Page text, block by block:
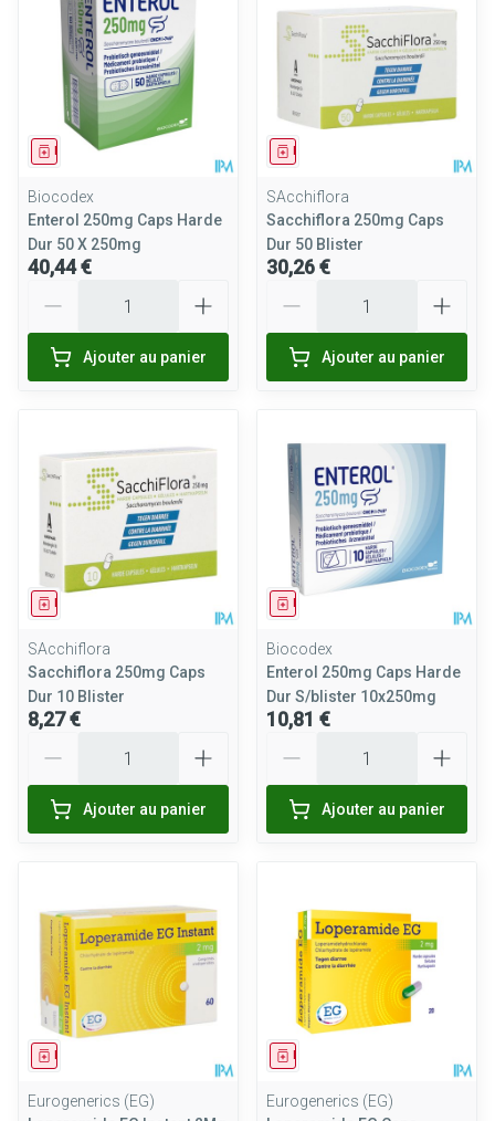
Médicament
Biocodex
Enterol 250mg Caps Harde
Dur 50 X 250mg
40,44 €
Ajouter au panier
SAcchiflora
Sacchiflora 250mg Caps
Dur 50 Blister
30,26 €
Ajouter au panier
SAcchiflora
Sacchiflora 250mg Caps
Dur 10 Blister
8,27 €
Ajouter au panier
Biocodex
Enterol 250mg Caps Harde
Dur S/blister 10x250mg
10,81 €
Ajouter au panier
Eurogenerics (EG)
Eurogenerics (EG)